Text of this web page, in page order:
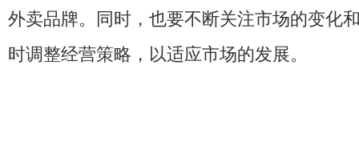
外卖品牌。同时，也要不断关注市场的变化
时调整经营策略，以适应市场的发展。